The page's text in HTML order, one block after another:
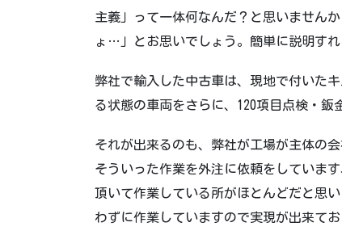
主義」って一体何なんだ？と思いません
ょ…」とお思いでしょう。簡単に説明す
弊社で輸入した中古車は、現地で付いた
る状態の車両をさらに、120項目点検・鈑
それが出来るのも、弊社が工場が主体の
そういった作業を外注に依頼をしていま
頂いて作業している所がほとんどだと思
わずに作業していますので実現が出来てお